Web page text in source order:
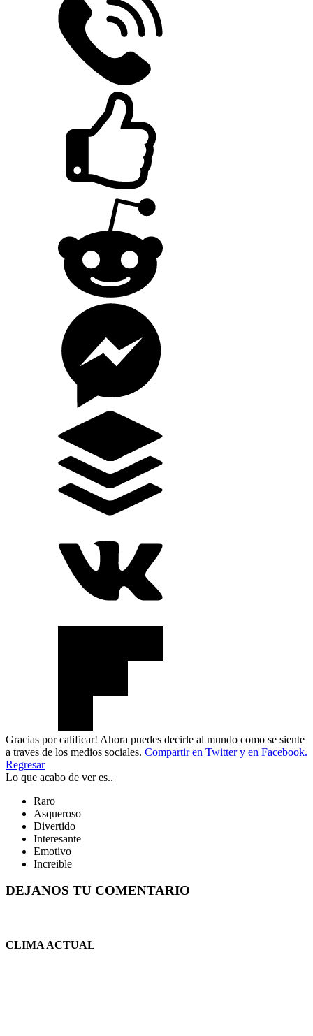
Gracias por calificar! Ahora puedes decirle al mundo como se siente
a traves de los medios sociales. Compartir en Twitter y en Facebook.
Regresar
Lo que acabo de ver es..
Raro
Asqueroso
Divertido
Interesante
Emotivo
Increible
DEJANOS TU COMENTARIO
CLIMA ACTUAL